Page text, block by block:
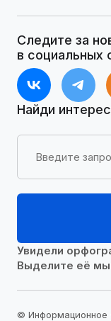
Следите за
в социальных
Найди
Увидели
Выделите её
© Информационное